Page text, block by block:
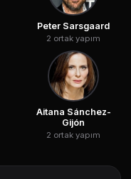
Peter Sarsgaard
2 ortak yapım
Aitana Sánchez-
Gijón
2 ortak yapım